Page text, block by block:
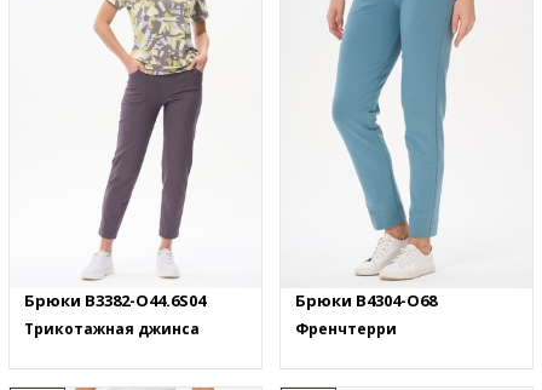
Брюки B3382-O44.6S04
Трикотажная джинса
Брюки B4304-O68
Френчтерри